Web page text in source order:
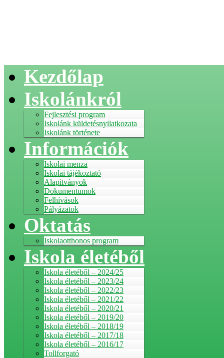
Kezdőlap
Iskolánkról
Fejlesztési program
Iskolánk küldetésnyilatkozata
Iskolánk története
Információk
Iskolai menza
Iskolai tájékoztató
Alapítványok
Dokumentumok
Felhívások
Pályázatok
Oktatás
Iskolaotthonos program
Iskola életéből
Iskola életéből – 2024/25
Iskola életéből – 2023/24
Iskola életéből – 2022/23
Iskola életéből – 2021/22
Iskola életéből – 2020/21
Iskola életéből – 2019/20
Iskola életéből – 2018/19
Iskola életéből – 2017/18
Iskola életéből – 2016/17
Tollforgató